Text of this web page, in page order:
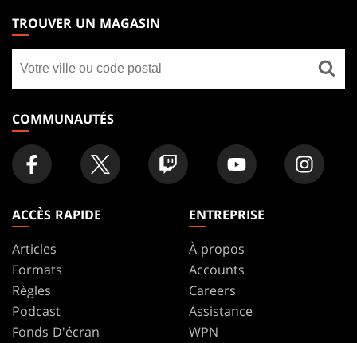
THE
GATHERING
FOOTER
TROUVER UN MAGASIN
un
magasin
COMMUNAUTÉS
ACCÈS RAPIDE
Articles
Formats
Règles
Podcast
Fonds D'écran
ENTREPRISE
À propos
Accounts
Careers
Assistance
WPN